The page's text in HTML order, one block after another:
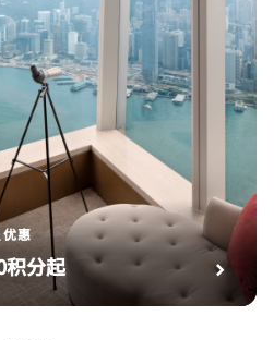
惠
积分起